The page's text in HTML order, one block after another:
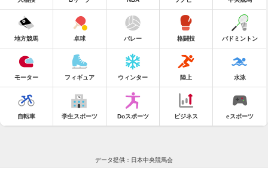
地方競馬 卓球 バレー 格闘技 バドミントン
モーター フィギュア ウィンター 陸上 水泳
自転車 学生スポーツ Doスポーツ ビジネス eスポーツ
データ提供：日本中央競馬会